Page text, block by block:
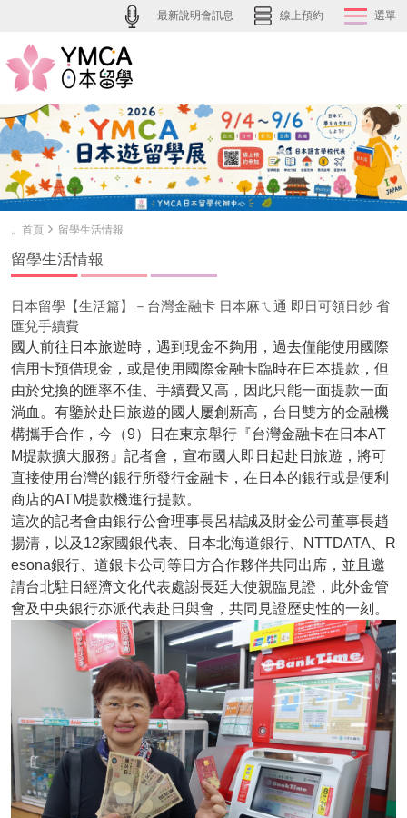
最新說明會訊息 線上預約 選單
。首頁 留學生活情報
留學生活情報
日本留學【生活篇】－台灣金融卡 日本麻ㄟ通 即日可領日鈔 省
匯兌手續費
國人前往日本旅遊時，遇到現金不夠用，過去僅能使用國際
信用卡預借現金，或是使用國際金融卡臨時在日本提款，但
由於兌換的匯率不佳、手續費又高，因此只能一面提款一面
淌血。有鑒於赴日旅遊的國人屢創新高，台日雙方的金融機
構攜手合作，今（9）日在東京舉行『台灣金融卡在日本AT
M提款擴大服務』記者會，宣布國人即日起赴日旅遊，將可
直接使用台灣的銀行所發行金融卡，在日本的銀行或是便利
商店的ATM提款機進行提款。
這次的記者會由銀行公會理事長呂桔誠及財金公司董事長趙
揚清，以及12家國銀代表、日本北海道銀行、NTTDATA、R
esona銀行、道銀卡公司等日方合作夥伴共同出席，並且邀
請台北駐日經濟文化代表處謝長廷大使親臨見證，此外金管
會及中央銀行亦派代表赴日與會，共同見證歷史性的一刻。